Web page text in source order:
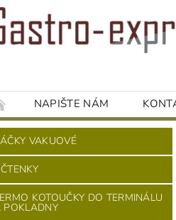
NAPIŠTE NÁM
VAKUOVÉ
KOTOUČKY DO TERMINÁLU
POKLADNY